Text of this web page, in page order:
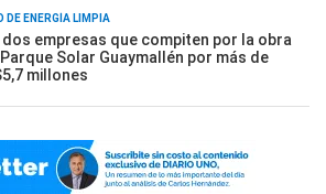
DE ENERGÍA LIMPIA
dos empresas que compiten por la obra
Solar Guaymallén por más de
millones